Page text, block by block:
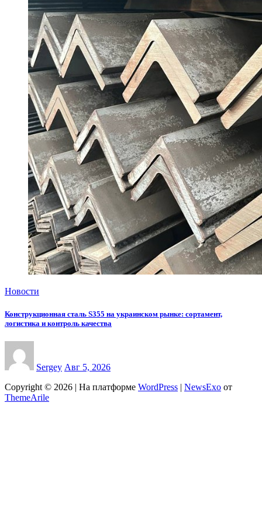
Новости
Конструкционная сталь S355 на украинском рынке: сортамент,
логистика и контроль качества
Sergey Авг 5, 2026
Copyright © 2026 | На платформе WordPress NewsExo от
ThemeArile